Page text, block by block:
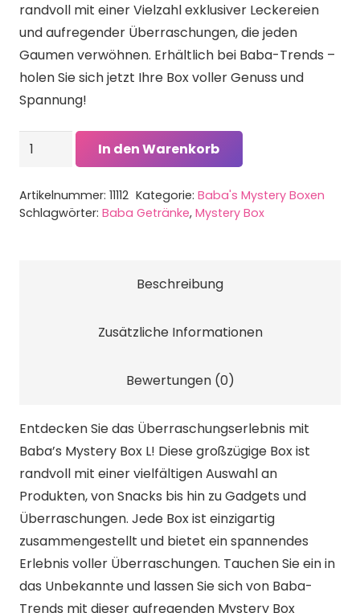
randvoll mit einer Vielzahl exklusiver Leckereien
und aufregender Überraschungen, die jeden
Gaumen verwöhnen. Erhältlich bei Baba-Trends –
holen Sie sich jetzt Ihre Box voller Genuss und
Spannung!
Baba's
Box
L
In den Warenkorb
Artikelnummer: 11112 Kategorie: Baba's Mystery Boxen
Schlagwörter: Baba Getränke, Mystery Box
Beschreibung
Zusätzliche Informationen
Bewertungen (0)
Entdecken Sie das Überraschungserlebnis mit
Baba’s Mystery Box L! Diese großzügige Box ist
randvoll mit einer vielfältigen Auswahl an
Produkten, von Snacks bis hin zu Gadgets und
Überraschungen. Jede Box ist einzigartig
zusammengestellt und bietet ein spannendes
Erlebnis voller Überraschungen. Tauchen Sie ein in
das Unbekannte und lassen Sie sich von Baba-
Trends mit dieser aufregenden Mystery Box